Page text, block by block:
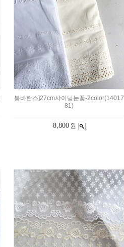
봉바란스]27cm샤이닝눈꽃-2color(14017
81)
8,800 원